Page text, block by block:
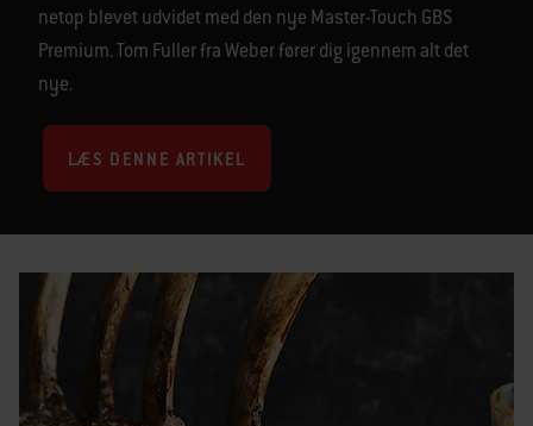
netop blevet udvidet med den nye Master-Touch GBS
Premium. Tom Fuller fra Weber fører dig igennem alt det
nye.
LÆS DENNE ARTIKEL